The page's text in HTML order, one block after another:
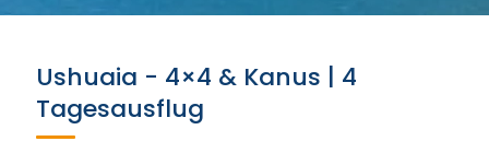
Ushuaia - 4×4 & Kanus | 4
Tagesausflug